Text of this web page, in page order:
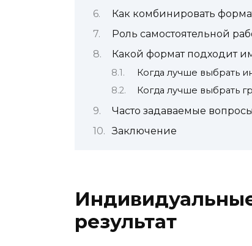
Как комбинировать
Роль самостоятельной
Какой формат подходит
Когда лучше выбрать
Когда лучше выбрать
Часто задаваемые
Заключение
результат